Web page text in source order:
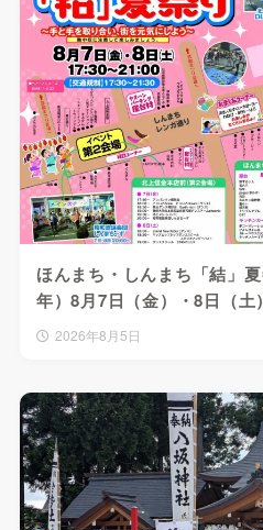
ほんまち・しんまち「結」
年）8月7日（金）・8日（土）
2026年8月5日